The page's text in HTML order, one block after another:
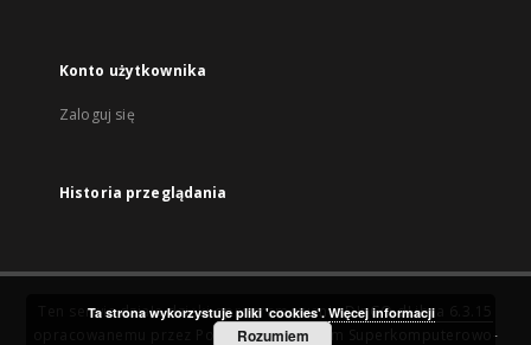
Konto użytkownika
Zaloguj się
Historia przeglądania
Ten serwis działa dzięki oprogramowaniuDInGO dLibra 6.3.15
Poznańskie Centrum Superkomputerowo-
Ta strona wykorzystuje pliki 'cookies'. Więcej informacji
Rozumiem